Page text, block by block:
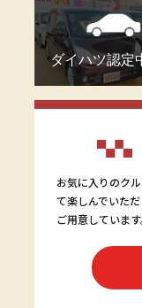
ダイハツ認定
お気に入りのク
て楽しんでいた
ご用意しています